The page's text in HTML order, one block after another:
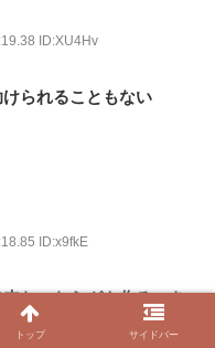
ID:XU4Hv
られることもない
ID:x9fkE
ないならガキ作るべき
トップ サイドバー